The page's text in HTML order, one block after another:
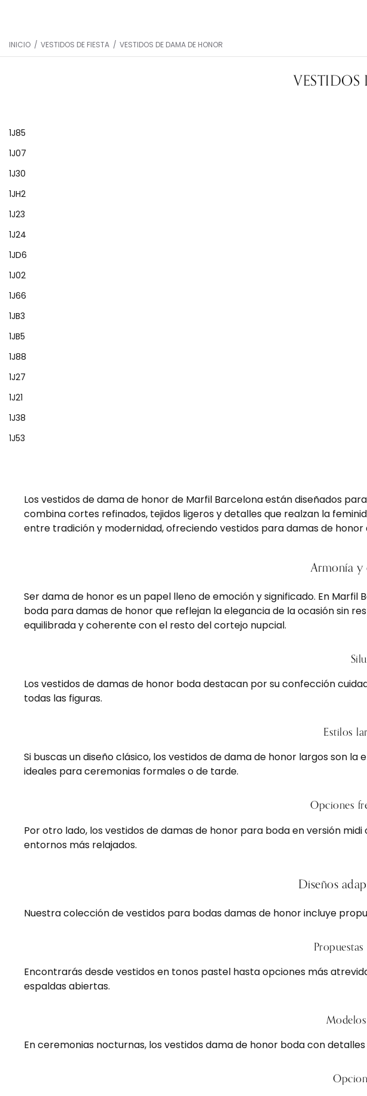
INICIO / VESTIDOS DE FIESTA / VESTIDOS DE DAMA DE HONOR
1J85
1J07
1J30
1JH2
1J23
1J24
1JD6
1J02
1J66
1JB3
1JB5
1J88
1J27
1J21
1J38
1J53
Los vestidos de dama de honor de Marfil Barcelona están diseñados
combina cortes refinados, tejidos ligeros y detalles que realzan la
entre tradición y modernidad, ofreciendo vestidos para damas de
Armonía y
Ser dama de honor es un papel lleno de emoción y significado. En
boda para damas de honor que reflejan la elegancia de la ocasión sin
equilibrada y coherente con el resto del cortejo nupcial.
Los vestidos de damas de honor boda destacan por su confección
todas las figuras.
Estilos
Si buscas un diseño clásico, los vestidos de dama de honor largos son
ideales para ceremonias formales o de tarde.
Opciones
Por otro lado, los vestidos de damas de honor para boda en versión
entornos más relajados.
Diseños
Nuestra colección de vestidos para bodas damas de honor incluye
Encontrarás desde vestidos en tonos pastel hasta opciones más
espaldas abiertas.
En ceremonias nocturnas, los vestidos dama de honor boda con